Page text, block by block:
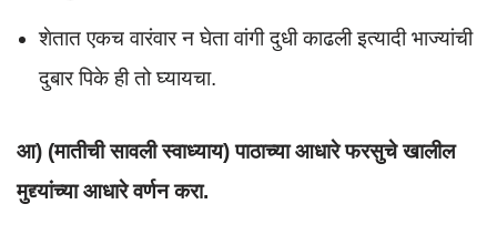
शेतात एकच वारंवार न घेता वांगी दुधी काढली इत्यादी भाज्यांची
दुबार पिके ही तो घ्यायचा.
आ) (मातीची सावली स्वाध्याय) पाठाच्या आधारे फरसुचे खालील
मुद्द्यांच्या आधारे वर्णन करा.